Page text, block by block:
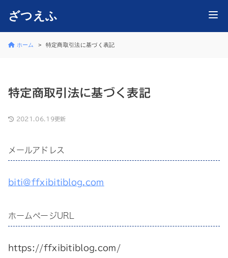
ざつえふ
ホーム 特定商取引法に基づく表記
特定商取引法に基づく表記
2021.06.19更新
メールアドレス
biti@ffxibitiblog.com
ホームページURL
https://ffxibitiblog.com/